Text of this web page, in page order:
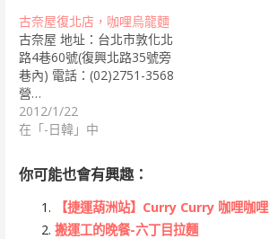
古奈屋復北店，咖哩烏龍麵
古奈屋 地址：台北市敦化北
路4巷60號(復興北路35號旁
巷內) 電話：(02)2751-3568
營…
2012/1/22
在「-日韓」中
你可能也會有興趣：
【捷運葫洲站】Curry Curry 咖哩咖哩
搬運工的晚餐-六丁目拉麵